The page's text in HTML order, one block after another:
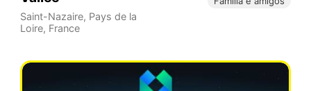
Saint-Nazaire, Pays de la
Loire, France